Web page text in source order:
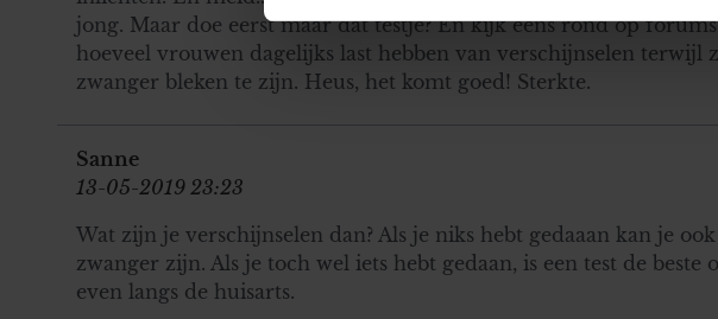
We gebruiken cookies om content en advertenties
websiteverkeer te analyseren. Ook delen we
media, adverteren en analyse. Deze partners
jong. Maar doe eerst maar dat testje? En kijk eens rond op
hoeveel vrouwen dagelijks last hebben van verschijnselen terwijl
zwanger bleken te zijn. Heus, het komt goed! Sterkte.
Sanne
13-05-2019 23:23
Wat zijn je verschijnselen dan? Als je niks hebt gedaaan kan je
zwanger zijn. Als je toch wel iets hebt gedaan, is een test de beste
even langs de huisarts.